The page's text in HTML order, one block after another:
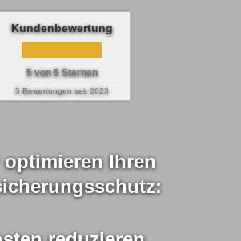
Kundenbewertung
5von5Sternen
5Bewertungen seit 2023
optimieren Ihren